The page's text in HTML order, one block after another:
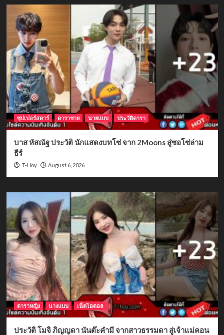
ซุปเปอร์สตาร์ ดาราชาย นายแบบ ประวัติดารา
บาส หัสณัฐ ประวัติ นักแสดงบทโซ่ จาก 2Moons สู่ซอโซ่ล่าม
ธีร์
T-Hoy August 6, 2026
ดาราหญิง นางแบบ เน็ตไอดอล
ประวัติ โมจิ ภิญญดา นันต๊ะคำมี จากสาวธรรมดา สู่เจ้าแม่คอน